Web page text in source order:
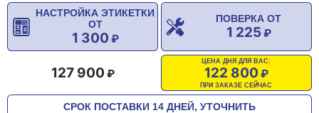
ПОВЕРКА ОТ
1 225
НАСТРОЙКА ЭТИКЕТКИ
ОТ
1 300
ЦЕНА ДНЯ ДЛЯ ВАС:
122 800
ПРИ ЗАКАЗЕ СЕЙЧАС
127 900
СРОК ПОСТАВКИ 14 ДНЕЙ, УТОЧНИТЬ